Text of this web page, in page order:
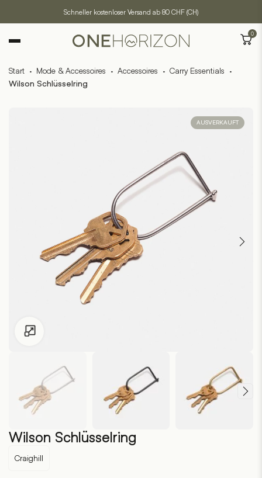
Schneller kostenloser Versand ab 80 CHF (CH)
0
Start · Mode & Accessoires · Accessoires · Carry Essentials ·
Wilson Schlüsselring
AUSVERKAUFT
Wilson Schlüsselring
Craighill